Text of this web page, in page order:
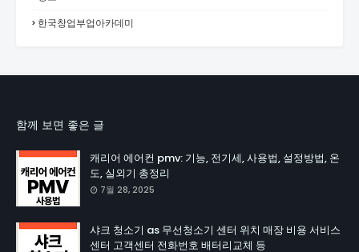
한국창업부업아카데미
함께 보면 좋은 글
캐리어 에어컨 pmv: 기능, 전기세, 사용법, 설정방법, 온
도, 실외기 총정리
7월 28, 2025
샤크 청소기 as 무선청소기 센터 위치 매장 비용 서비스
센터 고객센터 전화번호 배터리교체 등